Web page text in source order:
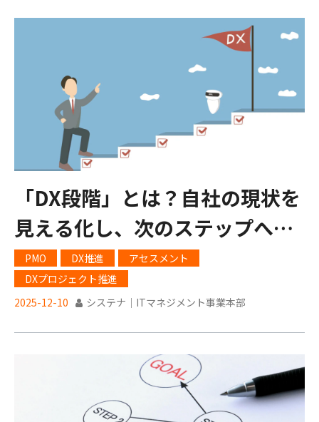
「DX段階」とは？自社の現状を
見える化し、次のステップへ進
むために
PMO DX推進
アセスメント
DXプロジェクト推進
2025-12-10
システナ｜ITマネジメント事業本部